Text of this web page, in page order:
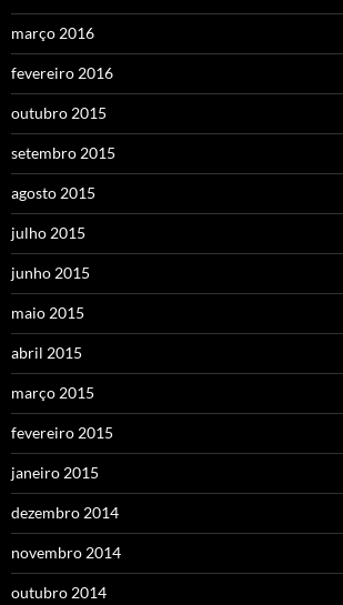
março 2016
fevereiro 2016
outubro 2015
setembro 2015
agosto 2015
julho 2015
junho 2015
maio 2015
abril 2015
março 2015
fevereiro 2015
janeiro 2015
dezembro 2014
novembro 2014
outubro 2014